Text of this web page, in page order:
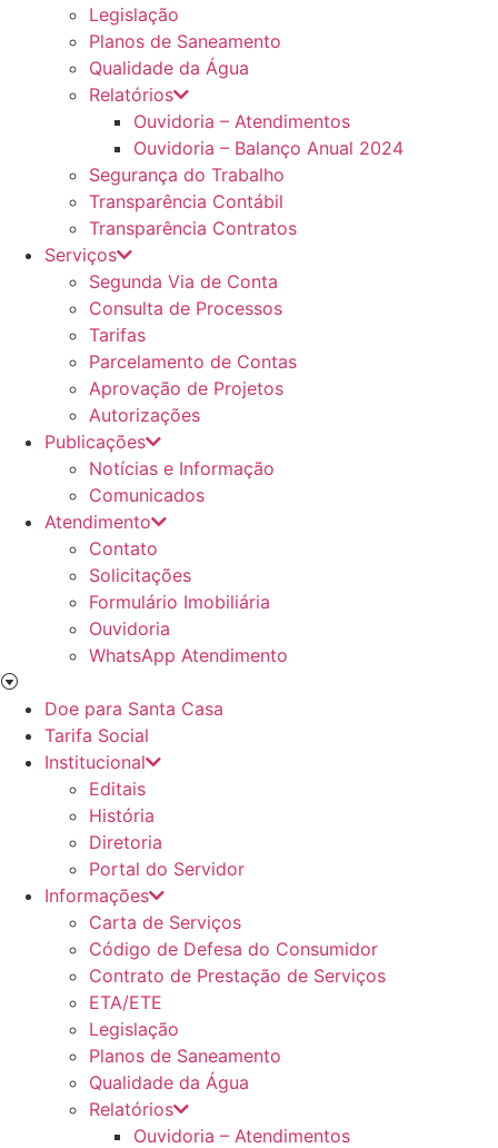
Legislação
Planos de Saneamento
Qualidade da Água
Relatórios
Ouvidoria – Atendimentos
Ouvidoria – Balanço Anual 2024
Segurança do Trabalho
Transparência Contábil
Transparência Contratos
Serviços
Segunda Via de Conta
Consulta de Processos
Tarifas
Parcelamento de Contas
Aprovação de Projetos
Autorizações
Publicações
Notícias e Informação
Comunicados
Atendimento
Contato
Solicitações
Formulário Imobiliária
Ouvidoria
WhatsApp Atendimento
Doe para Santa Casa
Tarifa Social
Institucional
Editais
História
Diretoria
Portal do Servidor
Informações
Carta de Serviços
Código de Defesa do Consumidor
Contrato de Prestação de Serviços
ETA/ETE
Legislação
Planos de Saneamento
Qualidade da Água
Relatórios
Ouvidoria – Atendimentos